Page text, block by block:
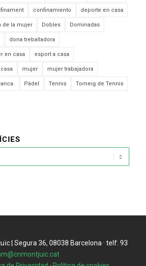
confinamiento deporte en casa
de la mujer Dobles Dominadas
dona treballadora
en casa esport a casa
mujer mujer trabajadora
Pàdel Tennis Torneig de Tennis
| Segura 36, 08038 Barcelona · telf: 93